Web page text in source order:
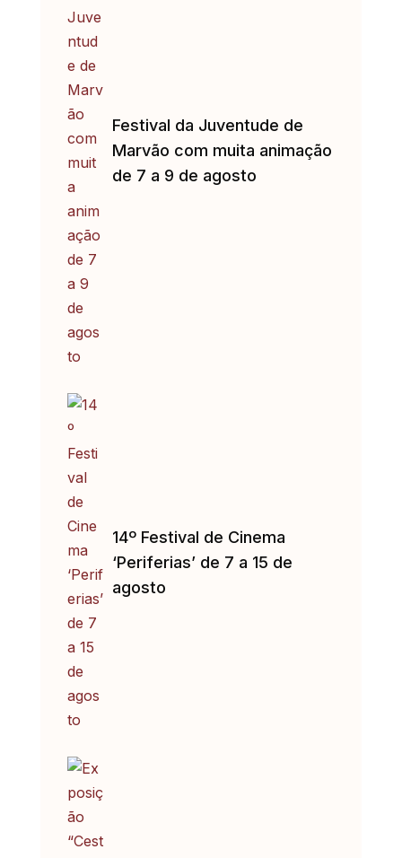
Festival da Juventude de
Marvão com muita animação
de 7 a 9 de agosto
14º Festival de Cinema
‘Periferias’ de 7 a 15 de
agosto